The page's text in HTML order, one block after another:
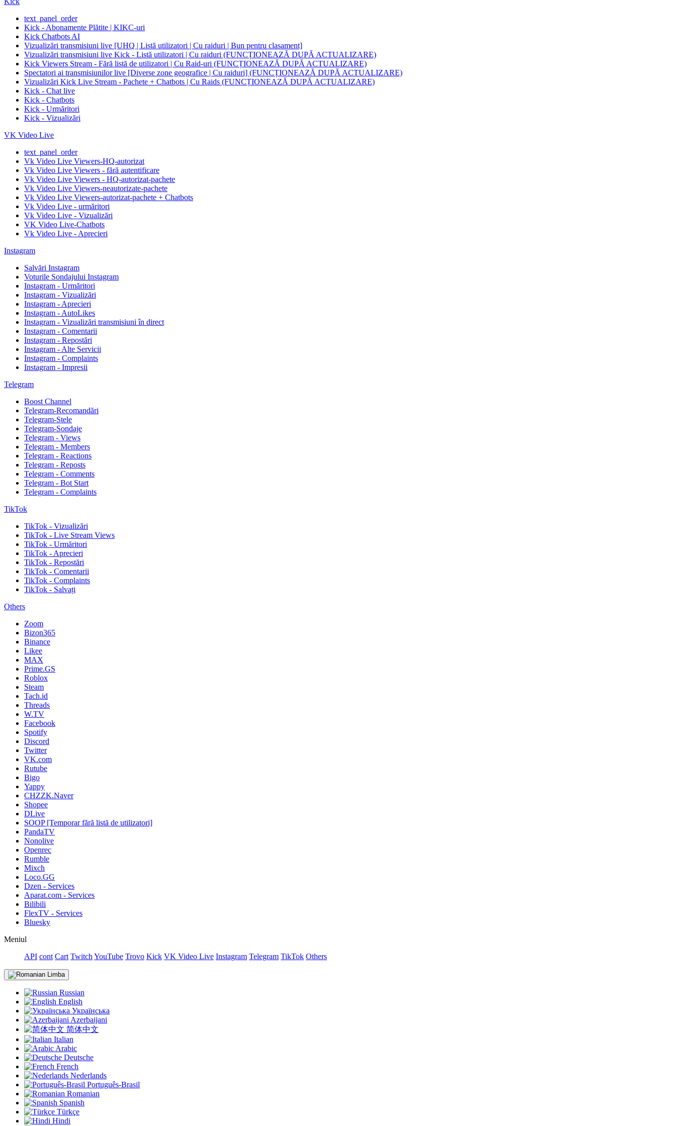
text_panel_order
Kick - Abonamente Plătite | KIKC-uri
Kick Chatbots AI
Vizualizări transmisiuni live [UHQ | Listă utilizatori | Cu raiduri | Bun pentru clasament]
Vizualizări transmisiuni live Kick - Listă utilizatori | Cu raiduri (FUNCȚIONEAZĂ DUPĂ ACTUALIZARE)
Kick Viewers Stream - Fără listă de utilizatori | Cu Raid-uri (FUNCȚIONEAZĂ DUPĂ ACTUALIZARE)
Spectatori ai transmisiunilor live [Diverse zone geografice | Cu raiduri] (FUNCȚIONEAZĂ DUPĂ ACTUALIZARE)
Vizualizări Kick Live Stream - Pachete + Chatbots | Cu Raids (FUNCȚIONEAZĂ DUPĂ ACTUALIZARE)
Kick - Chat live
Kick - Chatbots
Kick - Urmăritori
Kick - Vizualizări
VK Video Live
text_panel_order
Vk Video Live Viewers-HQ-autorizat
Vk Video Live Viewers - fără autentificare
Vk Video Live Viewers - HQ-autorizat-pachete
Vk Video Live Viewers-neautorizate-pachete
Vk Video Live Viewers-autorizat-pachete + Chatbots
Vk Video Live - urmăritori
Vk Video Live - Vizualizări
VK Video Live-Chatbots
Vk Video Live - Aprecieri
Instagram
Salvări Instagram
Voturile Sondajului Instagram
Instagram - Urmăritori
Instagram - Vizualizări
Instagram - Aprecieri
Instagram - AutoLikes
Instagram - Vizualizări transmisiuni în direct
Instagram - Comentarii
Instagram - Repostări
Instagram - Alte Servicii
Instagram - Complaints
Instagram - Impresii
Telegram
Boost Channel
Telegram-Recomandări
Telegram-Stele
Telegram-Sondaje
Telegram - Views
Telegram - Members
Telegram - Reactions
Telegram - Reposts
Telegram - Comments
Telegram - Bot Start
Telegram - Complaints
TikTok
TikTok - Vizualizări
TikTok - Live Stream Views
TikTok - Urmăritori
TikTok - Aprecieri
TikTok - Repostări
TikTok - Comentarii
TikTok - Complaints
TikTok - Salvați
Others
Zoom
Bizon365
Binance
Likee
MAX
Prime.GS
Roblox
Steam
Tach.id
Threads
W.TV
Facebook
Spotify
Discord
Twitter
VK.com
Rutube
Bigo
Yappy
CHZZK.Naver
Shopee
DLive
SOOP [Temporar fără listă de utilizatori]
PandaTV
Nonolive
Openrec
Rumble
Mixch
Loco.GG
Dzen - Services
Aparat.com - Services
Bilibili
FlexTV - Services
Bluesky
Meniul
API cont Cart Twitch YouTube Trovo Kick VK Video Live Instagram Telegram TikTok Others
Limba
Russian
English
Українська
Azerbaijani
简体中文
Italian
Arabic
Deutsche
French
Nederlands
Português-Brasil
Romanian
Spanish
Türkçe
Hindi